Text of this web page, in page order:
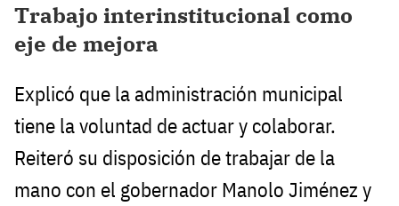
Trabajo interinstitucional como
eje de mejora
Explicó que la administración municipal
tiene la voluntad de actuar y colaborar.
Reiteró su disposición de trabajar de la
mano con el gobernador Manolo Jiménez y